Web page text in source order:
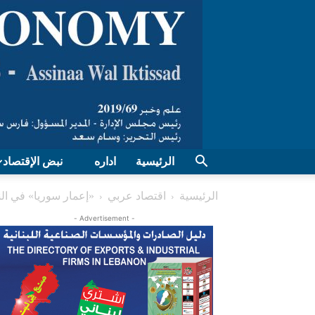
نبض الإقتصاد اداره الرئيسية
الرئيسية اقتصاد عربي
«إعمار سوريا» في
- Advertisement -